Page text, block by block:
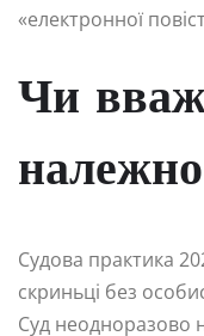
«електронної
Чи
Судова практика
скриньці без
Суд неодноразово